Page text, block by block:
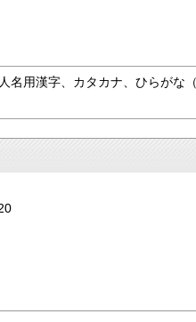
名用漢字、カタカナ、ひらがな